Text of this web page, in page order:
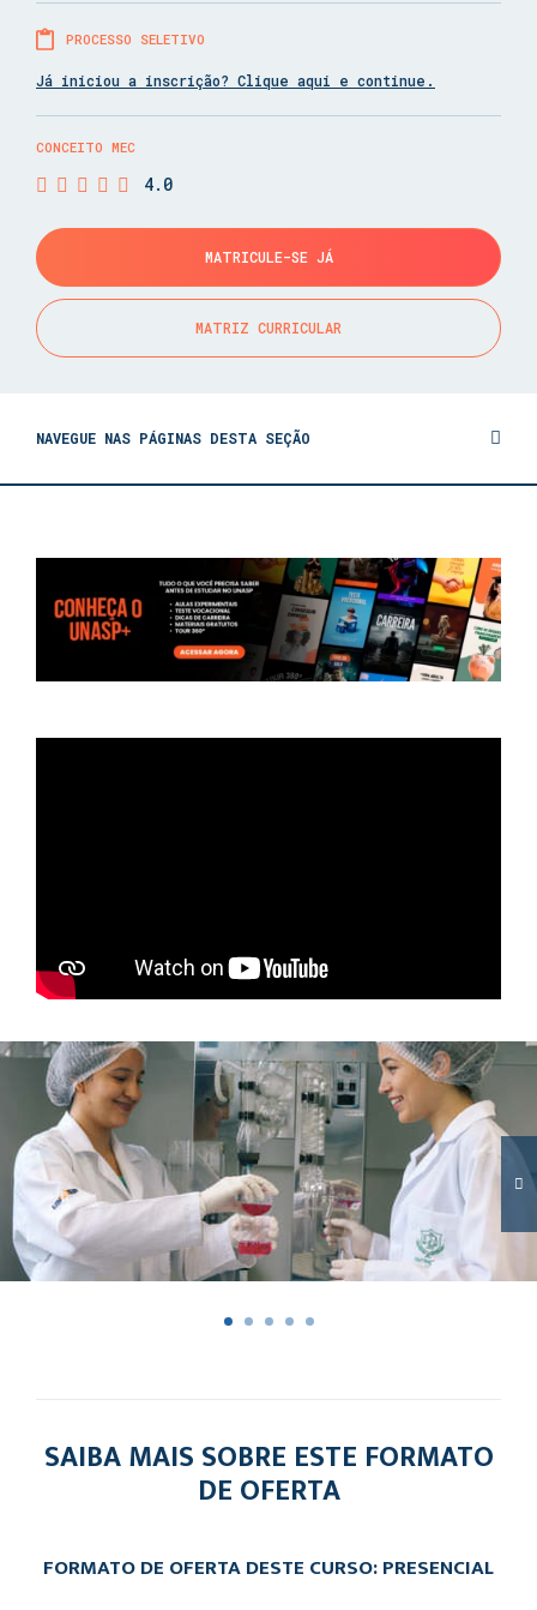
PROCESSO SELETIVO
Já iniciou a inscrição? Clique aqui e continue.
CONCEITO MEC
4.0
MATRICULE-SE JÁ
MATRIZ CURRICULAR
NAVEGUE NAS PÁGINAS DESTA SEÇÃO
SAIBA MAIS SOBRE ESTE FORMATO
DE OFERTA
FORMATO DE OFERTA DESTE CURSO: PRESENCIAL